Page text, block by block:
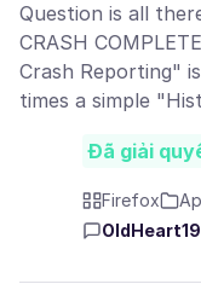
Question is all
CRASH
Crash Reporting"
times a simple
Đã giải
Firefox